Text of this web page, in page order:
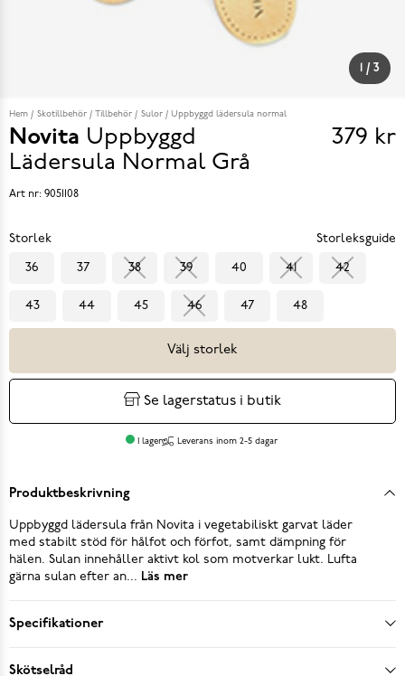
/ 3
Hem Skotillbehör Tillbehör Sulor Uppbyggd lädersula normal
Novita Uppbyggd
Lädersula Normal Grå
Pris
379 kr
Art nr: 9051108
Storlek Storleksguide
36 37 38 39 40 41 42
43 44 45 46 47 48
Välj storlek
Se lagerstatus i butik
I lager Leverans inom 2-5 dagar
Produktbeskrivning
Uppbyggd lädersula från Novita i vegetabiliskt garvat läder
med stabilt stöd för hålfot och förfot, samt dämpning för
hälen. Sulan innehåller aktivt kol som motverkar lukt. Lufta
gärna sulan efter an... Läs mer
Specifikationer
Skötselråd